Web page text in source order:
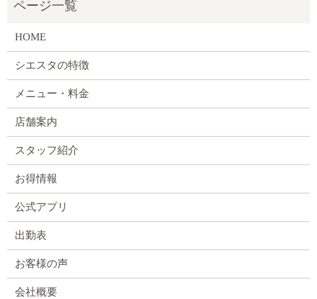
HOME
シエスタの特徴
メニュー・料金
店舗案内
スタッフ紹介
お得情報
公式アプリ
出勤表
お客様の声
会社概要